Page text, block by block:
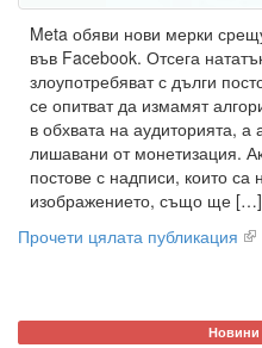
Meta обяви нови мерки
във Facebook. Отсега
злоупотребяват с дълги
се опитват да измамят
в обхвата на аудиторията,
лишавани от монетизация.
постове с надписи, които
изображението, също ще […]
Прочети цялата публикация
Новини